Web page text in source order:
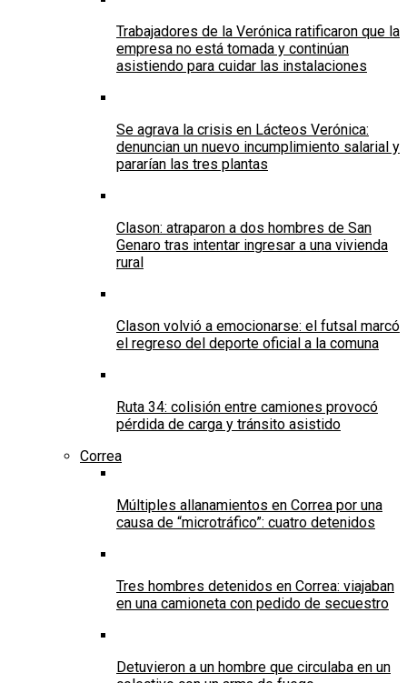
Trabajadores de la Verónica ratificaron que la
empresa no está tomada y continúan
asistiendo para cuidar las instalaciones
Se agrava la crisis en Lácteos Verónica:
denuncian un nuevo incumplimiento salarial y
pararían las tres plantas
Clason: atraparon a dos hombres de San
Genaro tras intentar ingresar a una vivienda
rural
Clason volvió a emocionarse: el futsal marcó
el regreso del deporte oficial a la comuna
Ruta 34: colisión entre camiones provocó
pérdida de carga y tránsito asistido
Correa
Múltiples allanamientos en Correa por una
causa de “microtráfico”: cuatro detenidos
Tres hombres detenidos en Correa: viajaban
en una camioneta con pedido de secuestro
Detuvieron a un hombre que circulaba en un